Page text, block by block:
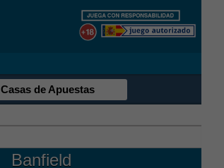
Casas de Apuestas
Banfield